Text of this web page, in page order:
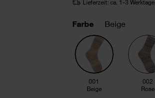
Lieferzeit: ca. 1-3 Werktage
Farbe Beige
001
Beige
002
Rose